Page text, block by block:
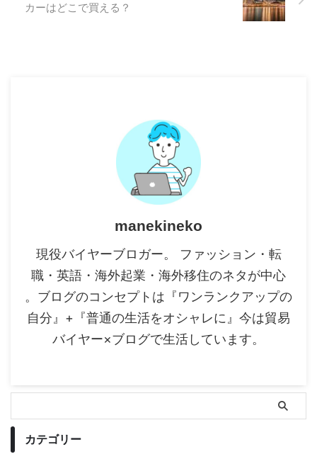
カーはどこで買える？
manekineko
現役バイヤーブロガー。 ファッション・転
職・英語・海外起業・海外移住のネタが中心
。ブログのコンセプトは『ワンランクアップの
自分』+『普通の生活をオシャレに』今は貿易
バイヤー×ブログで生活しています。
カテゴリー